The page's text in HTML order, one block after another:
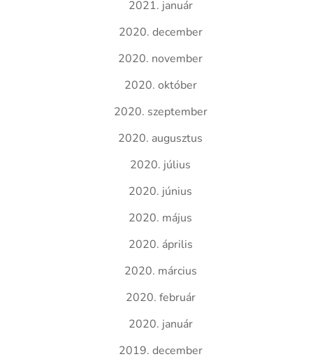
2021. január
2020. december
2020. november
2020. október
2020. szeptember
2020. augusztus
2020. július
2020. június
2020. május
2020. április
2020. március
2020. február
2020. január
2019. december